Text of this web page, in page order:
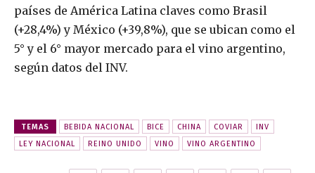
países de América Latina claves como Brasil
(+28,4%) y México (+39,8%), que se ubican como el
5° y el 6° mayor mercado para el vino argentino,
según datos del INV.
TEMAS BEBIDA NACIONAL BICE CHINA COVIAR
INV
LEY NACIONAL
REINO UNIDO VINO VINO ARGENTINO